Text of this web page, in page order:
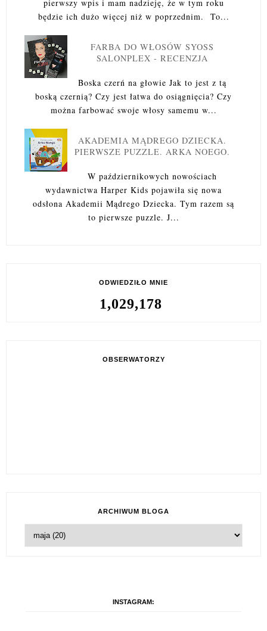
pierwszy wpis i mam nadzieję, że w tym roku
będzie ich dużo więcej niż w poprzednim. To...
FARBA DO WŁOSÓW SYOSS
SALONPLEX - RECENZJA
Boska czerń na głowie Jak to jest z tą
boską czernią? Czy jest łatwa do osiągnięcia? Czy
można farbować swoje włosy samemu w...
AKADEMIA MĄDREGO DZIECKA.
PIERWSZE PUZZLE. ARKA NOEGO.
W październikowych nowościach
wydawnictwa Harper Kids pojawiła się nowa
odsłona Akademii Mądrego Dziecka. Tym razem są
to pierwsze puzzle. J...
ODWIEDZIŁO MNIE
1,029,178
OBSERWATORZY
ARCHIWUM BLOGA
INSTAGRAM: